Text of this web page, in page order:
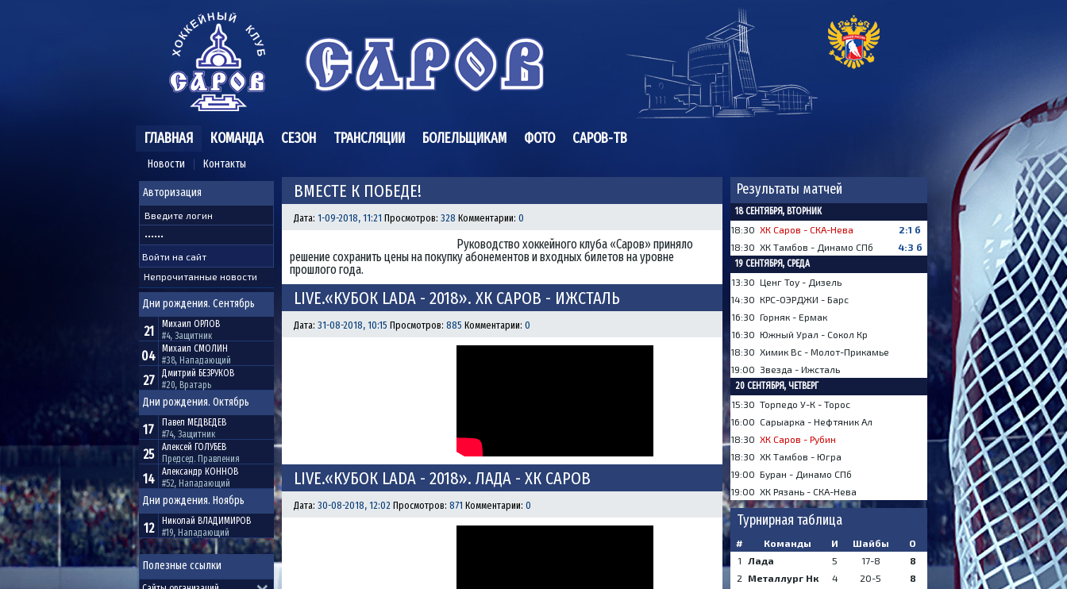
ГЛАВНАЯ
Новости Контакты
КОМАНДА СЕЗОН ТРАНСЛЯЦИИ БОЛЕЛЬЩИКАМ ФОТО САРОВ-ТВ
Авторизация
Непрочитанные новости
Дни рождения. Сентябрь
21 Михаил ОРЛОВ
#4, Защитник
04 Михаил СМОЛИН
#38, Нападающий
27 Дмитрий БЕЗРУКОВ
#20, Вратарь
Дни рождения. Октябрь
17 Павел МЕДВЕДЕВ
#74, Защитник
25 Алексей ГОЛУБЕВ
Председ. Правления
14 Александр КОННОВ
#52, Нападающий
Дни рождения. Ноябрь
12 Николай ВЛАДИМИРОВ
#19, Нападающий
Полезные ссылки
ВМЕСТЕ К ПОБЕДЕ!
Дата: 1-09-2018, 11:21 Просмотров: 328 Комментарии: 0
Руководство хоккейного клуба «Саров» приняло
решение сохранить цены на покупку абонементов и входных билетов на уровне
прошлого года.
LIVE.«КУБОК LADA - 2018». ХК САРОВ - ИЖСТАЛЬ
Дата: 31-08-2018, 10:15 Просмотров: 885 Комментарии: 0
LIVE.«КУБОК LADA - 2018». ЛАДА - ХК САРОВ
Дата: 30-08-2018, 12:02 Просмотров: 871 Комментарии: 0
Результаты матчей
18 СЕНТЯБРЯ, ВТОРНИК
18:30 ХК Саров - СКА-Нева
2:1 б
18:30 ХК Тамбов - Динамо СПб
4:3 б
19 СЕНТЯБРЯ, СРЕДА
13:30 Ценг Тоу - Дизель
14:30 КРС-ОЭРДЖИ - Барс
16:30 Горняк - Ермак
16:30 Южный Урал - Сокол Кр
18:30 Химик Вс - Молот-Прикамье
19:00 Звезда - Ижсталь
20 СЕНТЯБРЯ, ЧЕТВЕРГ
15:30 Торпедо У-К - Торос
16:00 Сарыарка - Нефтяник Ал
18:30 ХК Саров - Рубин
18:30 ХК Тамбов - Югра
19:00 Буран - Динамо СПб
19:00 ХК Рязань - СКА-Нева
Турнирная таблица
# Команды И Шайбы
О
1
Лада 5 17-8
8
2
Металлург Нк 4 20-5
8